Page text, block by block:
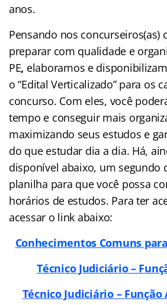
anos.
Pensando nos concurseiros(as)
preparar com qualidade e
PE, elaboramos e
o “Edital Verticalizado” para os
concurso. Com eles, você
tempo e conseguir mais
maximizando seus estudos e
do que estudar dia a dia. Há,
disponível abaixo, um segundo
planilha para que você possa
horários de estudos. Para ter
acessar o link abaixo:
Conhecimentos Comuns
Técnico Judiciário –
Técnico Judiciário –